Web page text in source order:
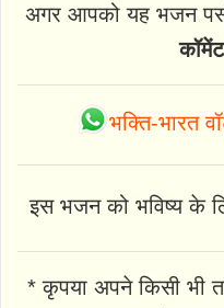
अगर आपको यह भजन
कॉमेंट
भक्ति-भारत
इस भजन को भविष्य के
* कृपया अपने किसी भी